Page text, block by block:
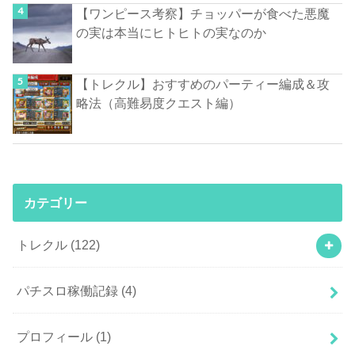
【ワンピース考察】チョッパーが食べた悪魔
の実は本当にヒトヒトの実なのか
【トレクル】おすすめのパーティー編成＆攻
略法（高難易度クエスト編）
カテゴリー
トレクル (122)
パチスロ稼働記録 (4)
プロフィール (1)